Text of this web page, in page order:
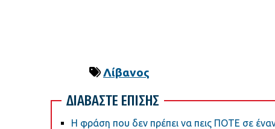
Λίβανος
ΔΙΑΒΑΣΤΕ ΕΠΙΣΗΣ
Η φράση που δεν πρέπει να πεις ΠΟΤΕ σε